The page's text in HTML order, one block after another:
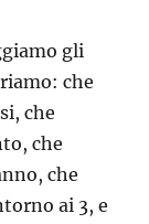
gli
che
che
che
che
ai 3, e